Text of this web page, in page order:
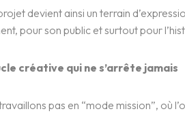
devient ainsi un terrain
pour son public et surtout pour
créative qui ne s’arrête jamais
pas en “mode mission”, où